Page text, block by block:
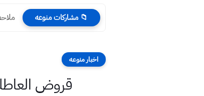
📁 مشاركات منوعه
اخبار منوعه
قروض العاطلين عن العمل